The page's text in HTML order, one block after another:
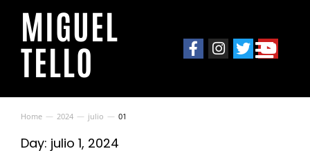
MIGUEL
TELLO
You are here:
Home 2024 julio 01
Day: julio 1, 2024